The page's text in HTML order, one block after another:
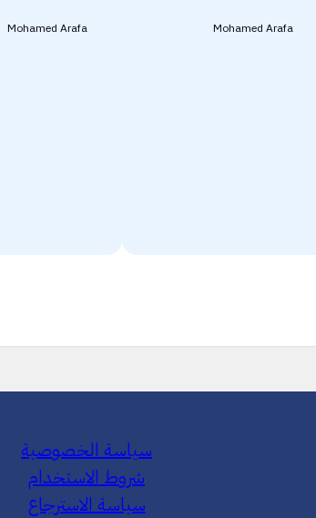
Mohamed Arafa
Mohamed Arafa
سياسة الخصوصية
شروط الاستخدام
سياسة الاسترجاع